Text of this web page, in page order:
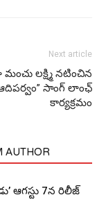
Next article
లక్ష్మి నటించిన
సాంగ్ లాంఛ్
కార్యక్రమం
ఆగస్టు 7న రిలీజ్